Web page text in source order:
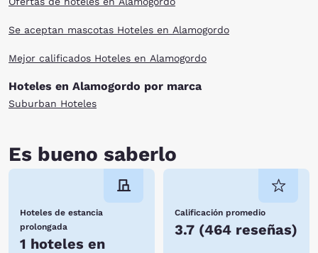
Se aceptan mascotas Hoteles en Alamogordo
Mejor calificados Hoteles en Alamogordo
Hoteles en Alamogordo por marca
Suburban Hoteles
Es bueno saberlo
Hoteles de estancia
prolongada
1 hoteles en
Calificación promedio
3.7 (464 reseñas)